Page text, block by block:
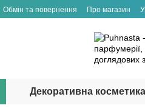
Обмін та повернення Про магазин
Декоративна косметика